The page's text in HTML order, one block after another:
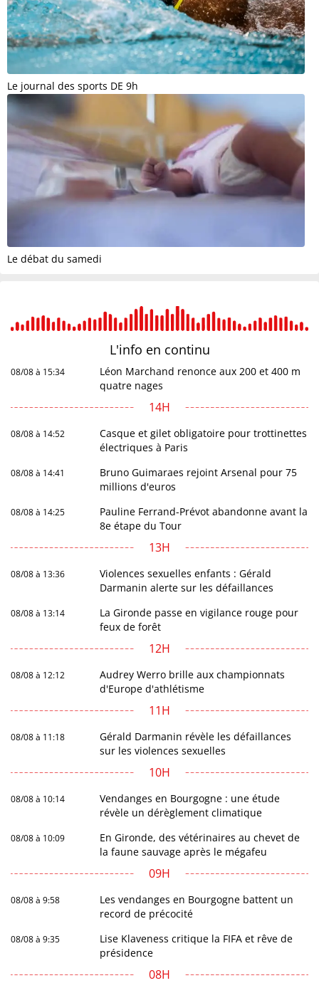
Le journal des sports DE 9h
Le débat du samedi
L'info en continu
08/08 à 15:34
Léon Marchand renonce aux 200 et 400 m
quatre nages
14H
08/08 à 14:52
Casque et gilet obligatoire pour trottinettes
électriques à Paris
08/08 à 14:41
Bruno Guimaraes rejoint Arsenal pour 75
millions d'euros
08/08 à 14:25
Pauline Ferrand-Prévot abandonne avant la
8e étape du Tour
13H
08/08 à 13:36
Violences sexuelles enfants : Gérald
Darmanin alerte sur les défaillances
08/08 à 13:14
La Gironde passe en vigilance rouge pour
feux de forêt
12H
08/08 à 12:12
Audrey Werro brille aux championnats
d'Europe d'athlétisme
11H
08/08 à 11:18
Gérald Darmanin révèle les défaillances
sur les violences sexuelles
10H
08/08 à 10:14
Vendanges en Bourgogne : une étude
révèle un dérèglement climatique
08/08 à 10:09
En Gironde, des vétérinaires au chevet de
la faune sauvage après le mégafeu
09H
08/08 à 9:58
Les vendanges en Bourgogne battent un
record de précocité
08/08 à 9:35
Lise Klaveness critique la FIFA et rêve de
présidence
08H